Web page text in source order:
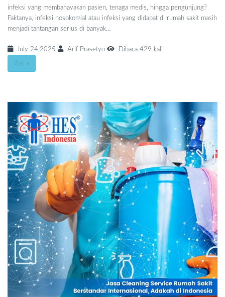
infeksi yang membahayakan pasien, tenaga medis, hingga pengunjung?
Faktanya, infeksi nosokomial atau infeksi yang didapat di rumah sakit masih
menjadi tantangan serius di banyak…
July 24,2025 Arif Prasetyo Dibaca 429 kali
Baca